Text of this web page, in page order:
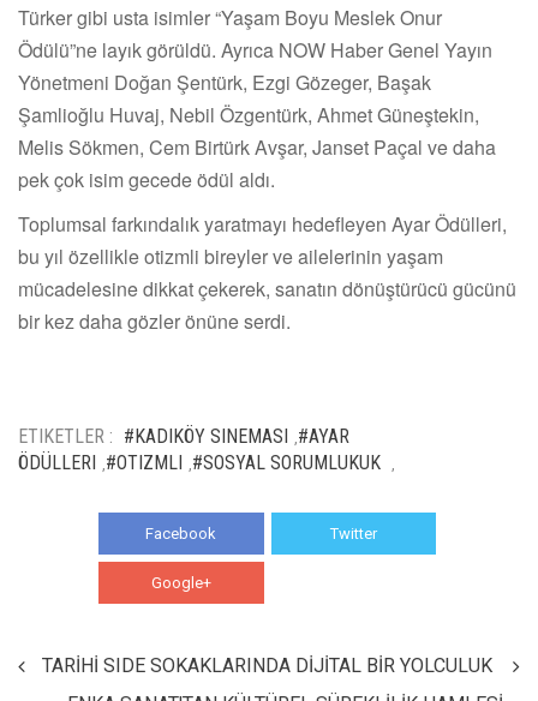
Türker gibi usta isimler “Yaşam Boyu Meslek Onur
Ödülü”ne layık görüldü. Ayrıca NOW Haber Genel Yayın
Yönetmeni Doğan Şentürk, Ezgi Gözeger, Başak
Şamlioğlu Huvaj, Nebil Özgentürk, Ahmet Güneştekin,
Melis Sökmen, Cem Birtürk Avşar, Janset Paçal ve daha
pek çok isim gecede ödül aldı.
Toplumsal farkındalık yaratmayı hedefleyen Ayar Ödülleri,
bu yıl özellikle otizmli bireyler ve ailelerinin yaşam
mücadelesine dikkat çekerek, sanatın dönüştürücü gücünü
bir kez daha gözler önüne serdi.
ETIKETLER : #KADIKÖY SINEMASI #AYAR
ÖDÜLLERI #OTIZMLI #SOSYAL SORUMLUKUK
Facebook Twitter
Google+
TARİHİ SIDE SOKAKLARINDA DİJİTAL BİR YOLCULUK